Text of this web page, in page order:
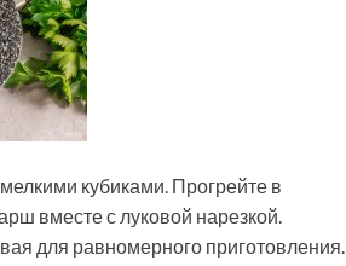
кубиками. Прогрейте в
вместе с луковой нарезкой.
для равномерного приготовления.